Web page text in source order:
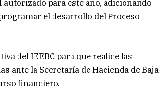
para este año, adicionando
el desarrollo del Proceso
del IEEBC para que realice las
ante la Secretaría de Hacienda de Baja
financiero.